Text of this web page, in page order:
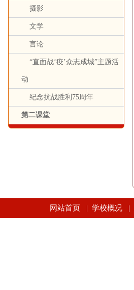
摄影
文学
言论
“直面战‘疫’众志成城”主题活
动
纪念抗战胜利75周年
第二课堂
网站首页 学校概况